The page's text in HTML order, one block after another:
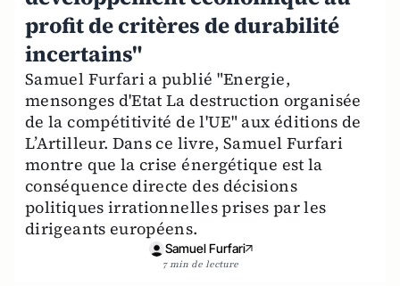
profit de critères de durabilité
incertains"
Samuel Furfari a publié "Energie,
mensonges d'Etat La destruction organisée
de la compétitivité de l'UE" aux éditions de
L’Artilleur. Dans ce livre, Samuel Furfari
montre que la crise énergétique est la
conséquence directe des décisions
politiques irrationnelles prises par les
dirigeants européens.
Samuel Furfari
7 min de lecture